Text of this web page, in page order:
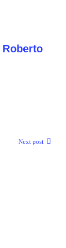
Roberto
Next post